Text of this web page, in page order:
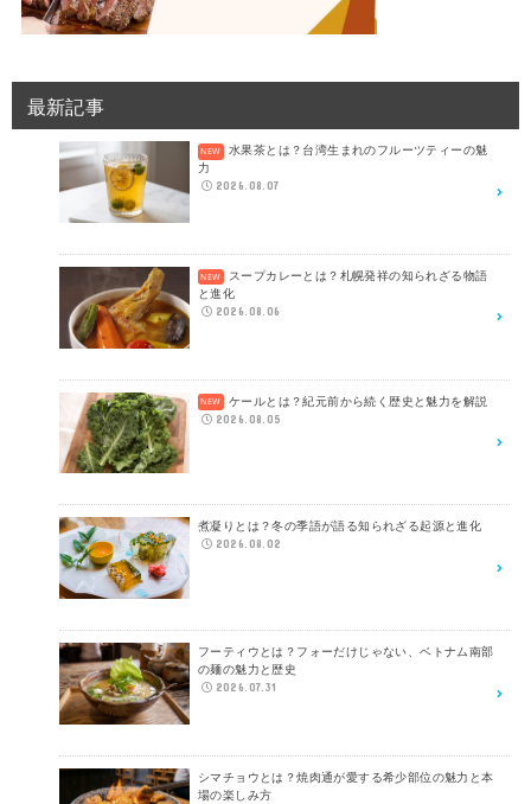
最新記事
水果茶とは？台湾生まれのフルーツティーの魅
力
2026.08.07
スープカレーとは？札幌発祥の知られざる物語
と進化
2026.08.06
ケールとは？紀元前から続く歴史と魅力を解説
2026.08.05
煮凝りとは？冬の季語が語る知られざる起源と進化
2026.08.02
フーティウとは？フォーだけじゃない、ベトナム南部
の麺の魅力と歴史
2026.07.31
シマチョウとは？焼肉通が愛する希少部位の魅力と本
場の楽しみ方